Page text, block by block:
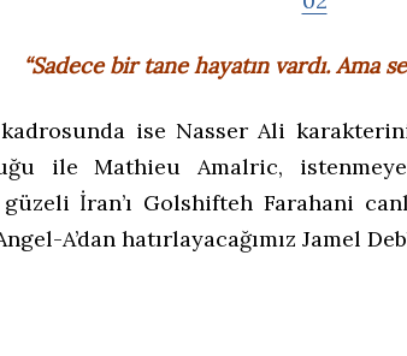
“Sadece bir tane hayatın vardı. Ama
ise Nasser Ali
ile Mathieu Amalric,
İran’ı Golshifteh Farahani
A’dan hatırlayacağımız Jamel